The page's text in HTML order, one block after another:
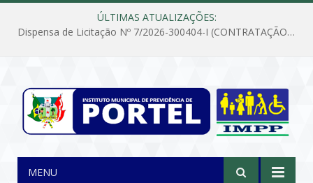
ÚLTIMAS ATUALIZAÇÕES:
Dispensa de Licitação Nº 7/2026-300404-I (CONTRATAÇÃO DE EMPRESA PARA MANUTENÇÃO E REPARAÇÃO DE APARELHOS DE AR CONDICIONADO, EM ATENDIMENTO ÀS NECESSIDADES DO INSTITUTO DE PREVIDÊNCIA MUNICIPAL DE PORTEL/PA)
MENU